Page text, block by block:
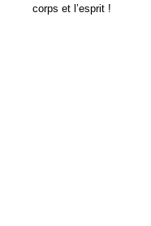
corps et l’esprit !